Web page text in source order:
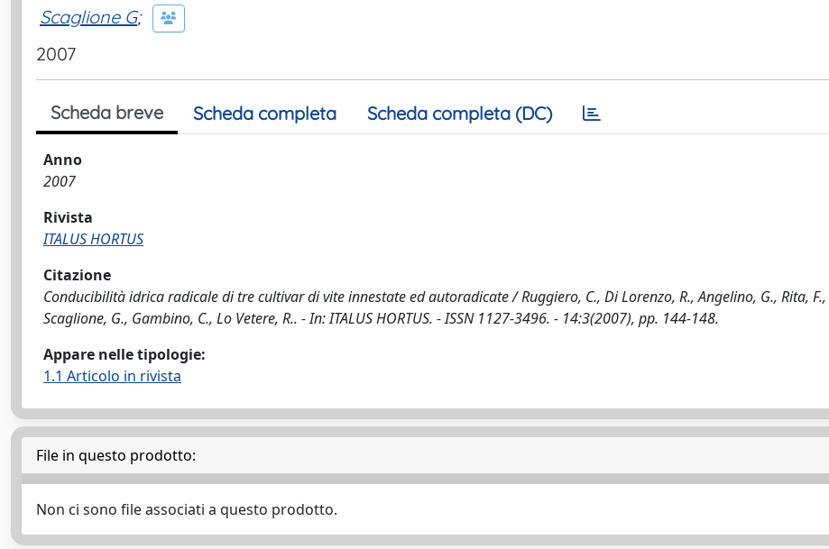
Scaglione G;
2007
Scheda breve Scheda completa Scheda completa (DC)
Anno
2007
Rivista
ITALUS HORTUS
Citazione
Conducibilità idrica radicale di tre cultivar di vite innestate ed autoradicate / Ruggiero, C., Di Lorenzo, R., Angelino, G., Rita, F.,
Scaglione, G., Gambino, C., Lo Vetere, R.. - In: ITALUS HORTUS. - ISSN 1127-3496. - 14:3(2007), pp. 144-148.
Appare nelle tipologie:
1.1 Articolo in rivista
File in questo prodotto:
Non ci sono file associati a questo prodotto.